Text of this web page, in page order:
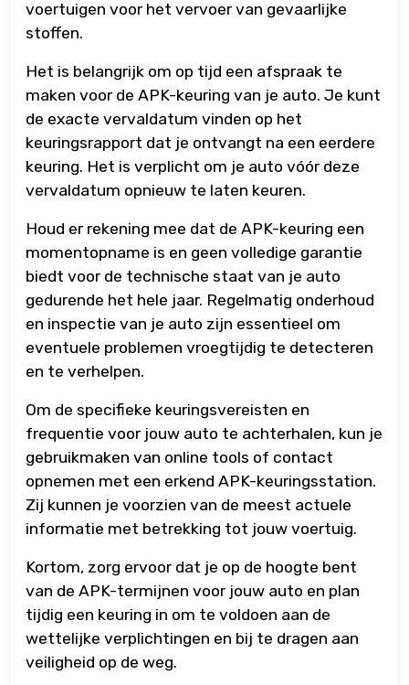
voertuigen voor het vervoer van gevaarlijke
stoffen.
Het is belangrijk om op tijd een afspraak te
maken voor de APK-keuring van je auto. Je kunt
de exacte vervaldatum vinden op het
keuringsrapport dat je ontvangt na een eerdere
keuring. Het is verplicht om je auto vóór deze
vervaldatum opnieuw te laten keuren.
Houd er rekening mee dat de APK-keuring een
momentopname is en geen volledige garantie
biedt voor de technische staat van je auto
gedurende het hele jaar. Regelmatig onderhoud
en inspectie van je auto zijn essentieel om
eventuele problemen vroegtijdig te detecteren
en te verhelpen.
Om de specifieke keuringsvereisten en
frequentie voor jouw auto te achterhalen, kun je
gebruikmaken van online tools of contact
opnemen met een erkend APK-keuringsstation.
Zij kunnen je voorzien van de meest actuele
informatie met betrekking tot jouw voertuig.
Kortom, zorg ervoor dat je op de hoogte bent
van de APK-termijnen voor jouw auto en plan
tijdig een keuring in om te voldoen aan de
wettelijke verplichtingen en bij te dragen aan
veiligheid op de weg.